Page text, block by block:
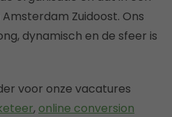
Zuidoost. Ons
dynamisch en de sfeer is
voor onze vacatures
, online conversion